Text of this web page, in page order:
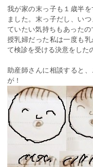
我が家の末っ子も１歳半
ました。末っ子だし、い
ていたい気持ちもあった
授乳婦だった私は一度も
て検診を受ける決意をした
助産師さんに相談すると
が！